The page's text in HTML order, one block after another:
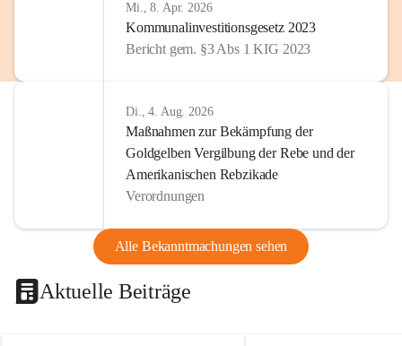
Mi., 8. Apr. 2026
Kommunalinvestitionsgesetz 2023
Bericht gem. §3 Abs 1 KIG 2023
Di., 4. Aug. 2026
Maßnahmen zur Bekämpfung der
Goldgelben Vergilbung der Rebe und der
Amerikanischen Rebzikade
Verordnungen
Alle Bekanntmachungen sehen
Aktuelle Beiträge